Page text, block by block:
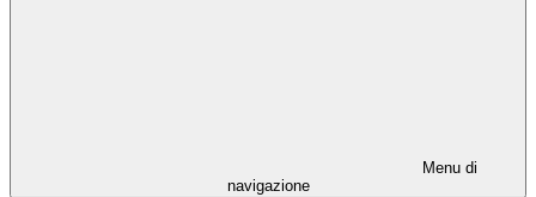
Menu di
navigazione